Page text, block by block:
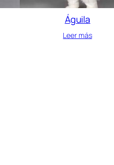
Águila
Leer más